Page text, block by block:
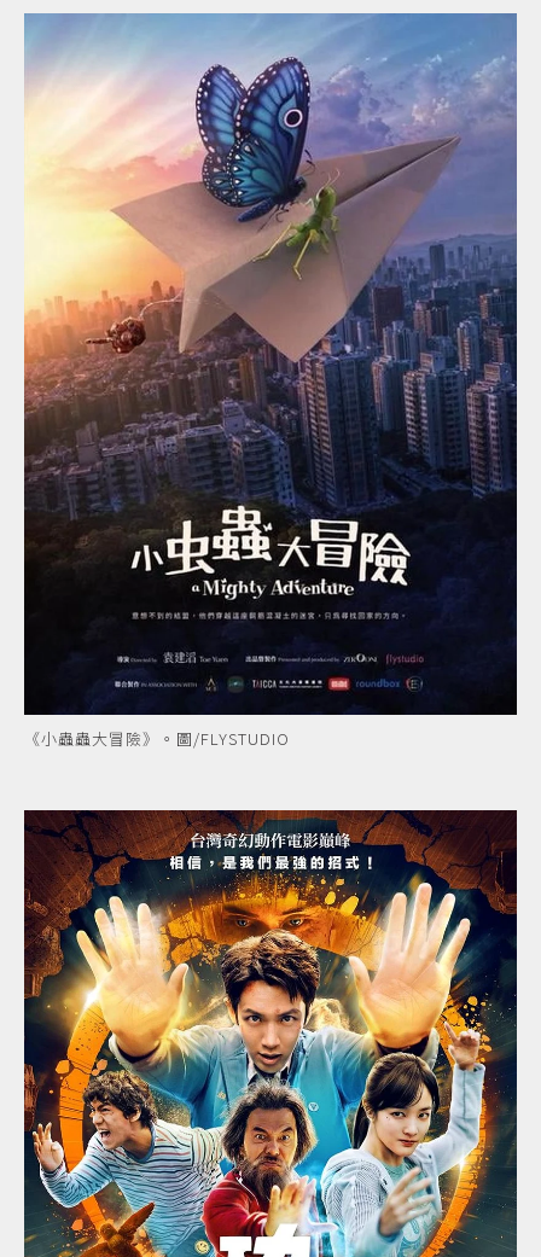
《小蟲蟲大冒險》。圖/FLYSTUDIO